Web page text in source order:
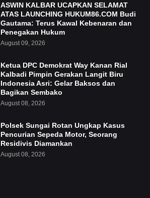
ASWIN KALBAR UCAPKAN SELAMAT
ATAS LAUNCHING HUKUM86.COM Budi
Gautama: Terus Kawal Kebenaran dan
Penegakan Hukum
August 09, 2026
Ketua DPC Demokrat Way Kanan Rial
Kalbadi Pimpin Gerakan Langit Biru
Indonesia Asri: Gelar Baksos dan
Bagikan Sembako
August 08, 2026
Polsek Sungai Rotan Ungkap Kasus
Pencurian Sepeda Motor, Seorang
Residivis Diamankan
August 08, 2026